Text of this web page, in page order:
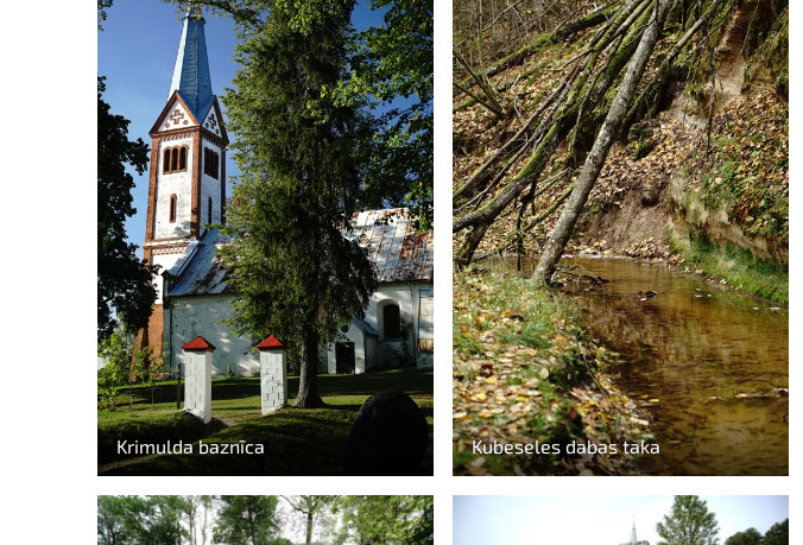
Krimulda baznīca Kubeseles dabas taka